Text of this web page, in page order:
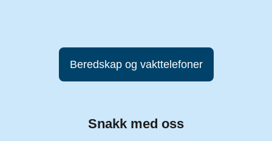
Beredskap og vakttelefoner
Snakk med oss